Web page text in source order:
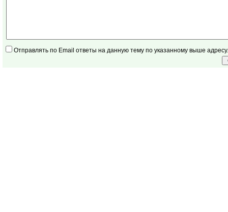
Отправлять по Email ответы на данную тему по указанному выше адресу.